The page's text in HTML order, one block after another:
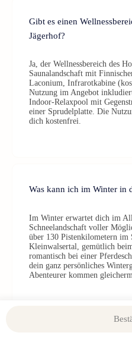
Gibt es einen
Jägerhof?
Ja, der Wellnessbereich des
Saunalandschaft mit
Laconium, Infrarotkabine
Nutzung im Angebot
Indoor-Relaxpool mit
einer Sprudelplatte. Die
dich kostenfrei.
Was kann ich im Winter in
Im Winter erwartet dich im
Schneelandschaft voller
über 130 Pistenkilometern im
Kleinwalsertal, gemütlich
romantisch bei einer
dein ganz persönliches
Abenteurer kommen